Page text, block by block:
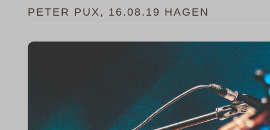
PETER PUX, 16.08.19 HAGEN